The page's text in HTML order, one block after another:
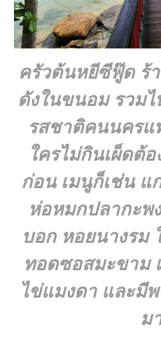
ครัวต้นหยีซีฟู๊ดร้
ดังในขนอม รวม
รสชาติคนนครแ
ใครไม่กินเผ็ดต้
ก่อน เมนูก็เช่น แ
ห่อหมกปลากะพ
บอก หอยนางรม
ทอดซอสมะขาม
ไข่แมงดา และมี
ม